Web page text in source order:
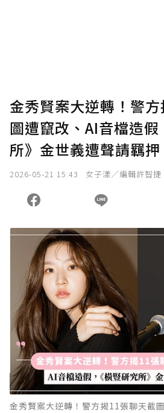
金秀賢案大逆轉！警
圖遭竄改、AI音檔造
所》金世義遭聲請羈押
2026-05-21 15:43 女子漾／編輯許智捷
金秀賢案大逆轉！警方揭11張聊天截